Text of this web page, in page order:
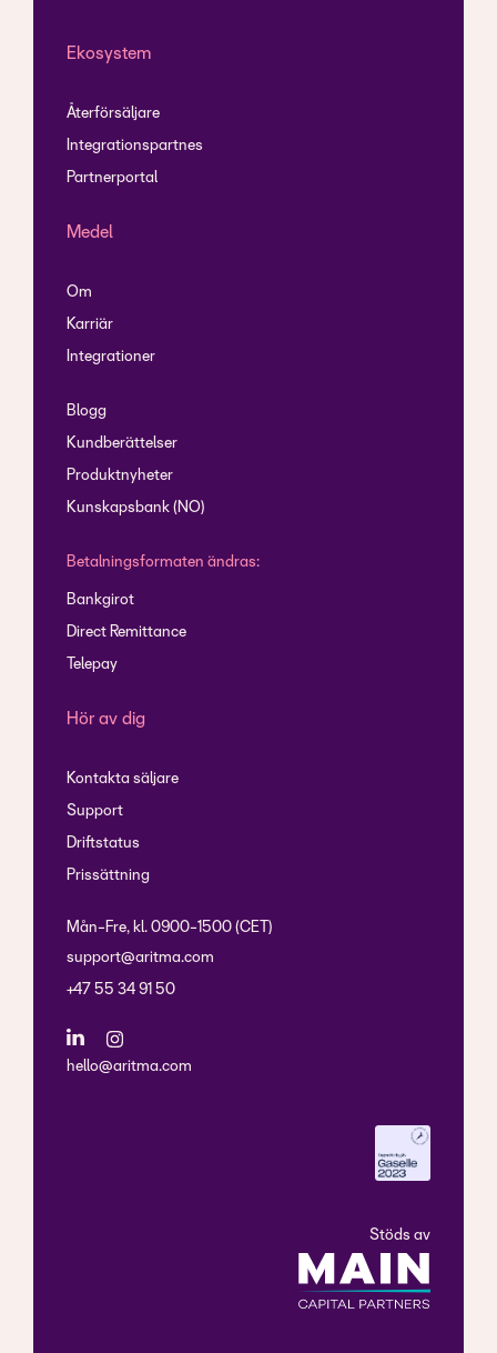
Ekosystem
Återförsäljare
Integrationspartnes
Partnerportal
Medel
Om
Karriär
Integrationer
Blogg
Kundberättelser
Produktnyheter
Kunskapsbank (NO)
Betalningsformaten ändras:
Bankgirot
Direct Remittance
Telepay
Hör av dig
Kontakta säljare
Support
Driftstatus
Prissättning
Mån-Fre, kl. 0900-1500 (CET)
support@aritma.com
+47 55 34 91 50
hello@aritma.com
Stöds av